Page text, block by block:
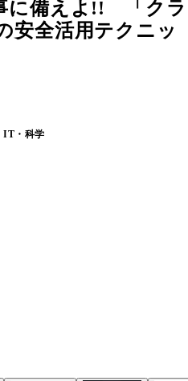
に備えよ!! 「クラ
安全活用テクニッ
IT・科学